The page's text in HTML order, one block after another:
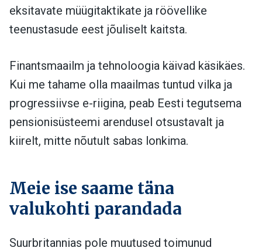
eksitavate müügitaktikate ja röövellike
teenustasude eest jõuliselt kaitsta.
Finantsmaailm ja tehnoloogia käivad käsikäes.
Kui me tahame olla maailmas tuntud vilka ja
progressiivse e-riigina, peab Eesti tegutsema
pensionisüsteemi arendusel otsustavalt ja
kiirelt, mitte nõutult sabas lonkima.
Meie ise saame täna
valukohti parandada
Suurbritannias pole muutused toimunud